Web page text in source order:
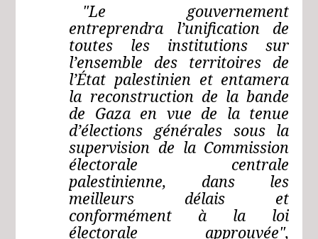
"Le gouvernement
entreprendra l’unification de
toutes les institutions sur
l’ensemble des territoires de
l’État palestinien et entamera
la reconstruction de la bande
de Gaza en vue de la tenue
d’élections générales sous la
supervision de la Commission
électorale centrale
palestinienne, dans les
meilleurs délais et
conformément à la loi
électorale approuvée",